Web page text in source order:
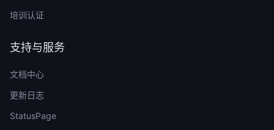
培训认证
支持与服务
文档中心
更新日志
StatusPage